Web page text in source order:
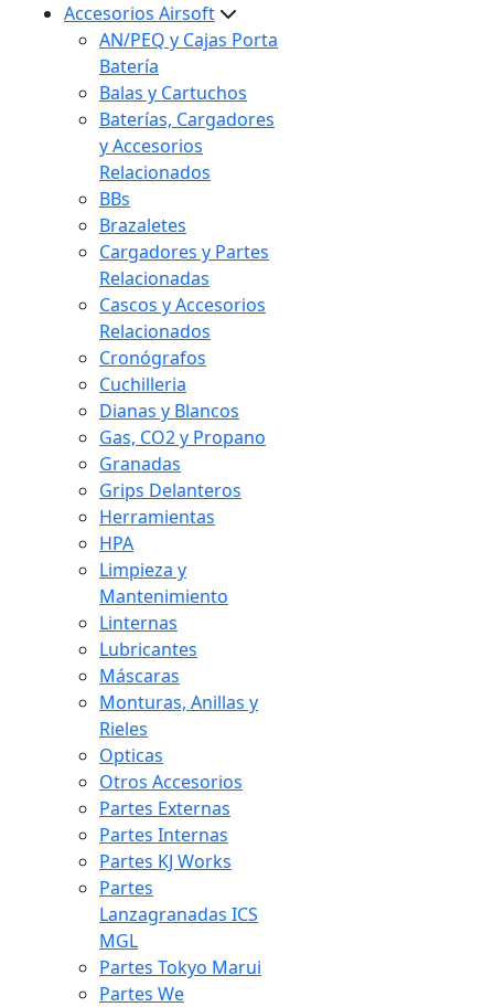
Accesorios Airsoft
AN/PEQ y Cajas Porta
Batería
Balas y Cartuchos
Baterías, Cargadores
y Accesorios
Relacionados
BBs
Brazaletes
Cargadores y Partes
Relacionadas
Cascos y Accesorios
Relacionados
Cronógrafos
Cuchilleria
Dianas y Blancos
Gas, CO2 y Propano
Granadas
Grips Delanteros
Herramientas
HPA
Limpieza y
Mantenimiento
Linternas
Lubricantes
Máscaras
Monturas, Anillas y
Rieles
Opticas
Otros Accesorios
Partes Externas
Partes Internas
Partes KJ Works
Partes
Lanzagranadas ICS
MGL
Partes Tokyo Marui
Partes We